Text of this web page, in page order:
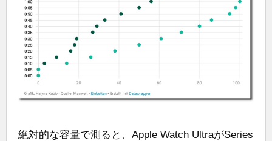
絶対的な容量で測ると、Apple Watch UltraがSeries